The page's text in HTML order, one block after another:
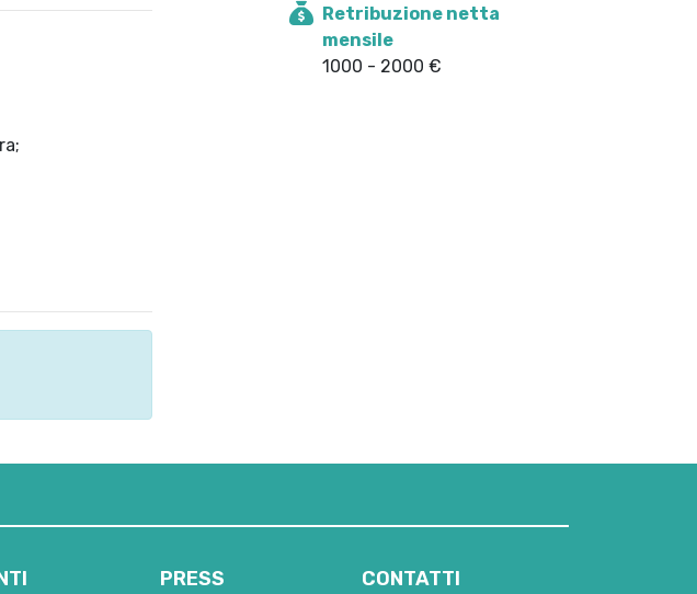
Retribuzione netta
mensile
1000 - 2000 €
PRESS CONTATTI